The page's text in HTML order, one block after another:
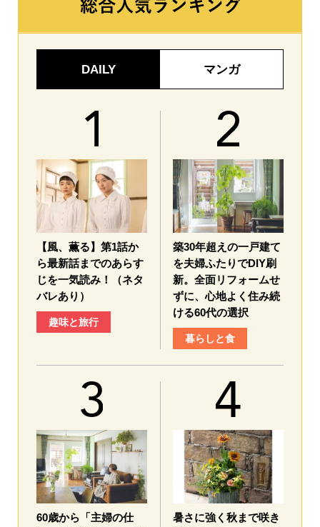
DAILY マンガ
【風、薫る】第1話か
ら最新話までのあらす
じを一気読み！（ネタ
バレあり）
趣味と旅行
築30年超えの一戸建て
を夫婦ふたりでDIY刷
新。全面リフォームせ
ずに、心地よく住み続
ける60代の選択
暮らしと食
60歳から「主婦の仕
暑さに強く秋まで咲き